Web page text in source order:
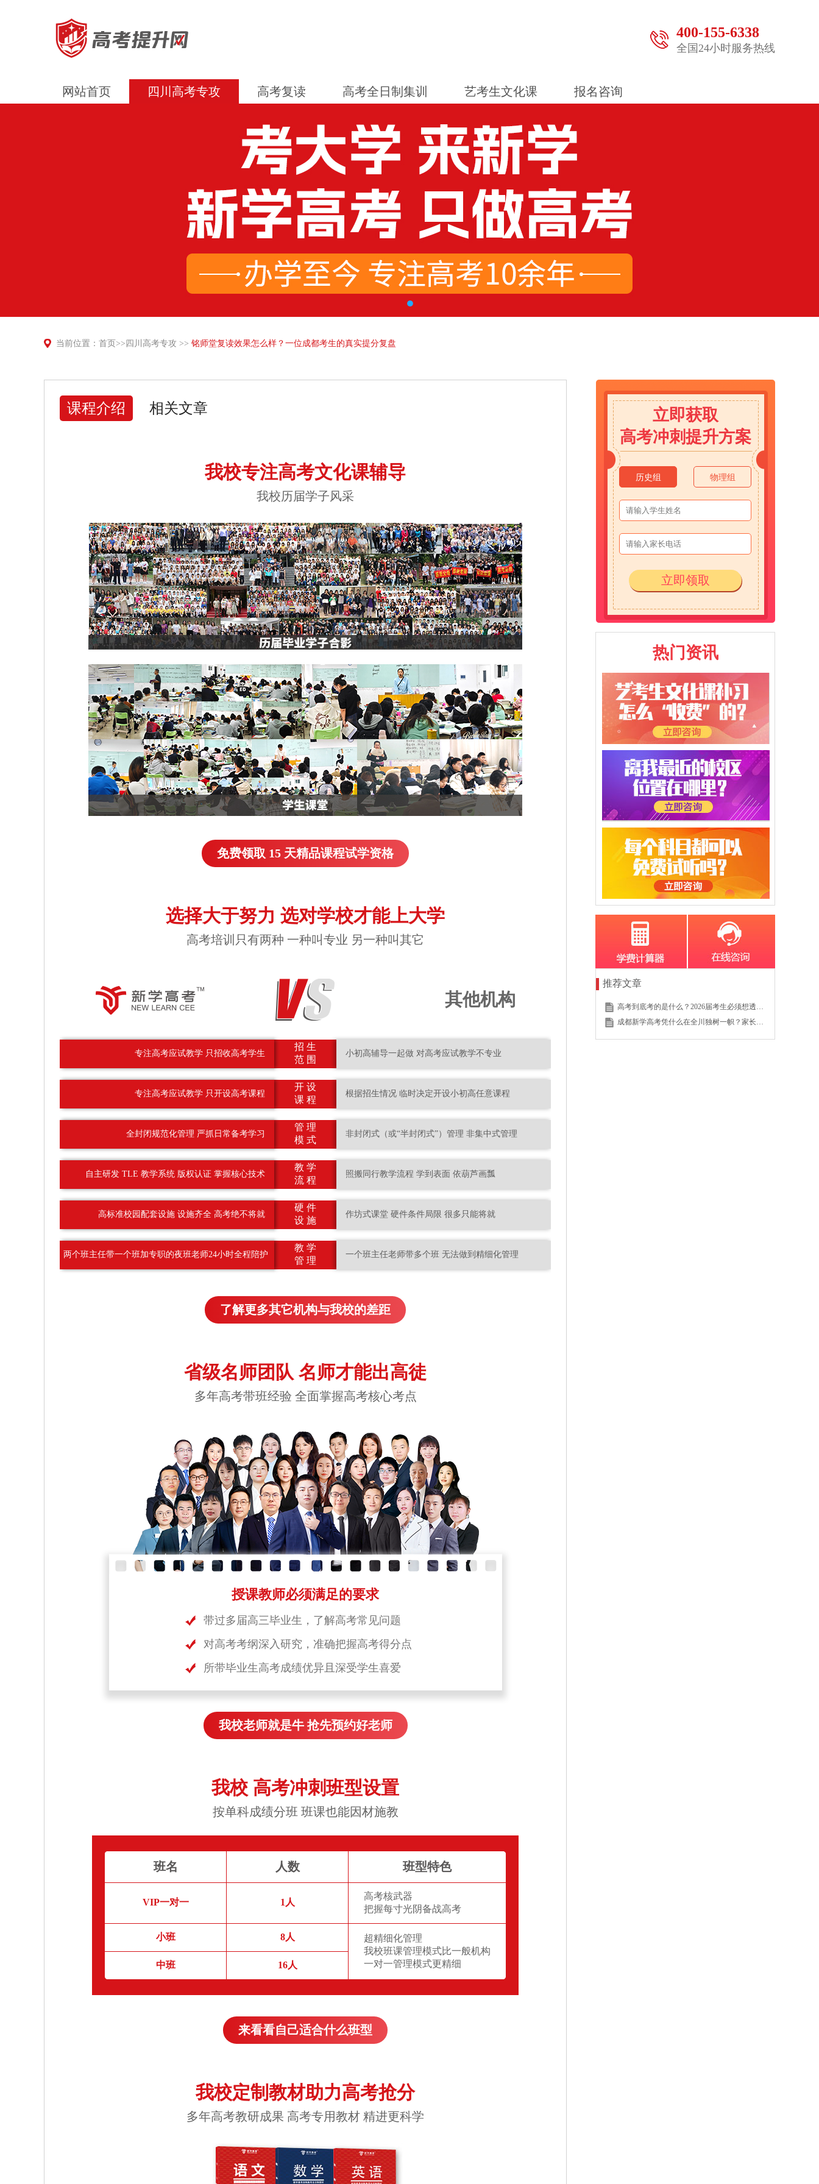
400-155-6338
全国24小时服务热线
网站首页 四川高考专攻 高考复读 高考全日制集训 艺考生文化课 报名咨询
当前位置： 首页 >> 四川高考专攻 >> 铭师堂复读效果怎么样？一位成都考生的真实提分复盘
课程介绍 相关文章
我校专注高考文化课辅导
我校历届学子风采
免费领取 15 天精品课程试学资格
选择大于努力 选对学校才能上大学
高考培训只有两种 一种叫专业 另一种叫其它
其他机构
专注高考应试教学 只招收高考学生
专注高考应试教学 只开设高考课程
全封闭规范化管理 严抓日常备考学习
自主研发 TLE 教学系统 版权认证 掌握核心技术
高标准校园配套设施 设施齐全 高考绝不将就
两个班主任带一个班加专职的夜班老师24小时全程陪护
招 生
范 围
开 设
课 程
管 理
模 式
教 学
流 程
硬 件
设 施
教 学
管 理
小初高辅导一起做 对高考应试教学不专业
根据招生情况 临时决定开设小初高任意课程
非封闭式（或“半封闭式”）管理 非集中式管理
照搬同行教学流程 学到表面 依葫芦画瓢
作坊式课堂 硬件条件局限 很多只能将就
一个班主任老师带多个班 无法做到精细化管理
了解更多其它机构与我校的差距
省级名师团队 名师才能出高徒
多年高考带班经验 全面掌握高考核心考点
授课教师必须满足的要求
带过多届高三毕业生，了解高考常见问题
对高考考纲深入研究，准确把握高考得分点
所带毕业生高考成绩优异且深受学生喜爱
我校老师就是牛 抢先预约好老师
我校 高考冲刺班型设置
按单科成绩分班 班课也能因材施教
班名 人数 班型特色
VIP一对一 1人
高考核武器
把握每寸光阴备战高考
小班 8人
超精细化管理
我校班课管理模式比一般机构
一对一管理模式更精细
中班 16人
来看看自己适合什么班型
我校定制教材助力高考抢分
多年高考教研成果 高考专用教材 精进更科学
立即获取
高考冲刺提升方案
历史组 物理组
立即领取
热门资讯
推荐文章
高考到底考的是什么？2026届考生必须想透的这个底层逻辑
成都新学高考凭什么在全川独树一帜？家长的真实选择说明一切